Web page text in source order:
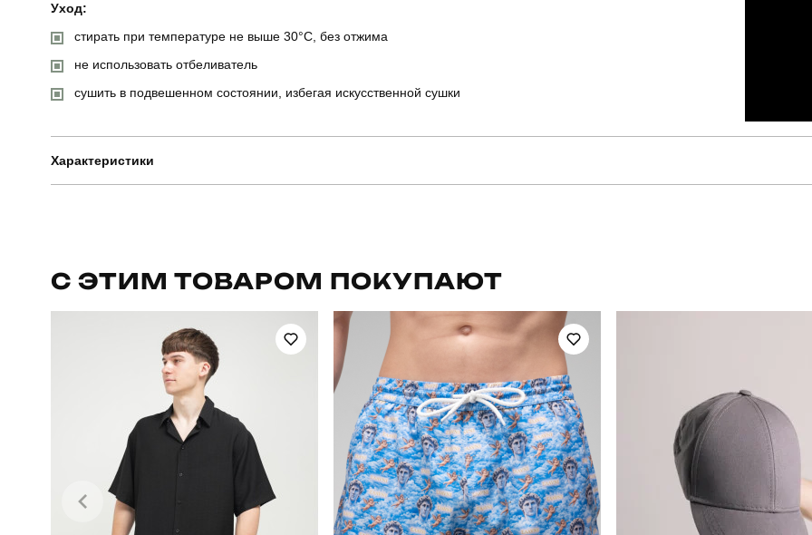
Уход:
стирать при температуре не выше 30°C, без отжима
не использовать отбеливатель
сушить в подвешенном состоянии, избегая искусственной сушки
Характеристики
Стиль
100% поліестер
С ЭТИМ ТОВАРОМ ПОКУПАЮТ